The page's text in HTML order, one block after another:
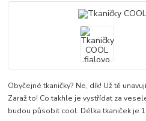
Obyčejné tkaničky? Ne, dík! Už tě
Zaraž to! Co takhle je vystřídat za
budou působit cool. Délka tkaniček je